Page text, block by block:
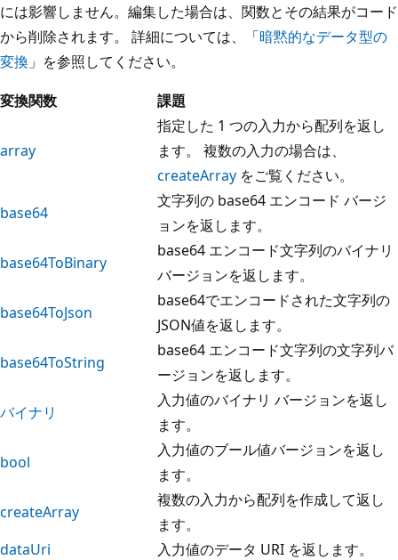
には影響しません。編集した場合は、関数とその結果がコード
から削除されます。 詳細については、「暗黙的なデータ型の
変換 」を参照してください。
変換関数
課題
array
指定した 1 つの入力から配列を返し
ます。 複数の入力の場合は、
createArray をご覧ください。
base64
文字列の base64 エンコード バージ
ョンを返します。
base64ToBinary
base64 エンコード文字列のバイナリ
バージョンを返します。
base64ToJson
base64でエンコードされた文字列の
JSON値を返します。
base64ToString
base64 エンコード文字列の文字列バ
ージョンを返します。
バイナリ
入力値のバイナリ バージョンを返し
ます。
bool
入力値のブール値バージョンを返し
ます。
createArray
複数の入力から配列を作成して返し
ます。
dataUri
入力値のデータ URI を返します。